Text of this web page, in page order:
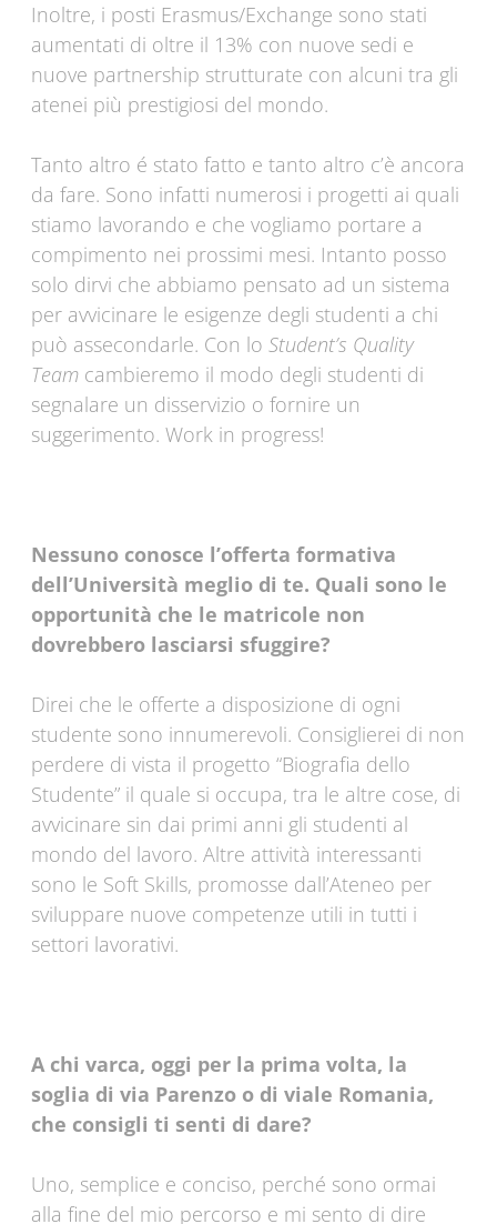
Inoltre, i posti Erasmus/Exchange sono stati
aumentati di oltre il 13% con nuove sedi e
nuove partnership strutturate con alcuni tra gli
atenei più prestigiosi del mondo.
Tanto altro é stato fatto e tanto altro c’è ancora
da fare. Sono infatti numerosi i progetti ai quali
stiamo lavorando e che vogliamo portare a
compimento nei prossimi mesi. Intanto posso
solo dirvi che abbiamo pensato ad un sistema
per avvicinare le esigenze degli studenti a chi
può assecondarle. Con lo Student’s Quality
Team cambieremo il modo degli studenti di
segnalare un disservizio o fornire un
suggerimento. Work in progress!
Nessuno conosce l’offerta formativa
dell’Università meglio di te. Quali sono le
opportunità che le matricole non
dovrebbero lasciarsi sfuggire?
Direi che le offerte a disposizione di ogni
studente sono innumerevoli. Consiglierei di non
perdere di vista il progetto “Biografia dello
Studente” il quale si occupa, tra le altre cose, di
avvicinare sin dai primi anni gli studenti al
mondo del lavoro. Altre attività interessanti
sono le Soft Skills, promosse dall’Ateneo per
sviluppare nuove competenze utili in tutti i
settori lavorativi.
A chi varca, oggi per la prima volta, la
soglia di via Parenzo o di viale Romania,
che consigli ti senti di dare?
Uno, semplice e conciso, perché sono ormai
alla fine del mio percorso e mi sento di dire